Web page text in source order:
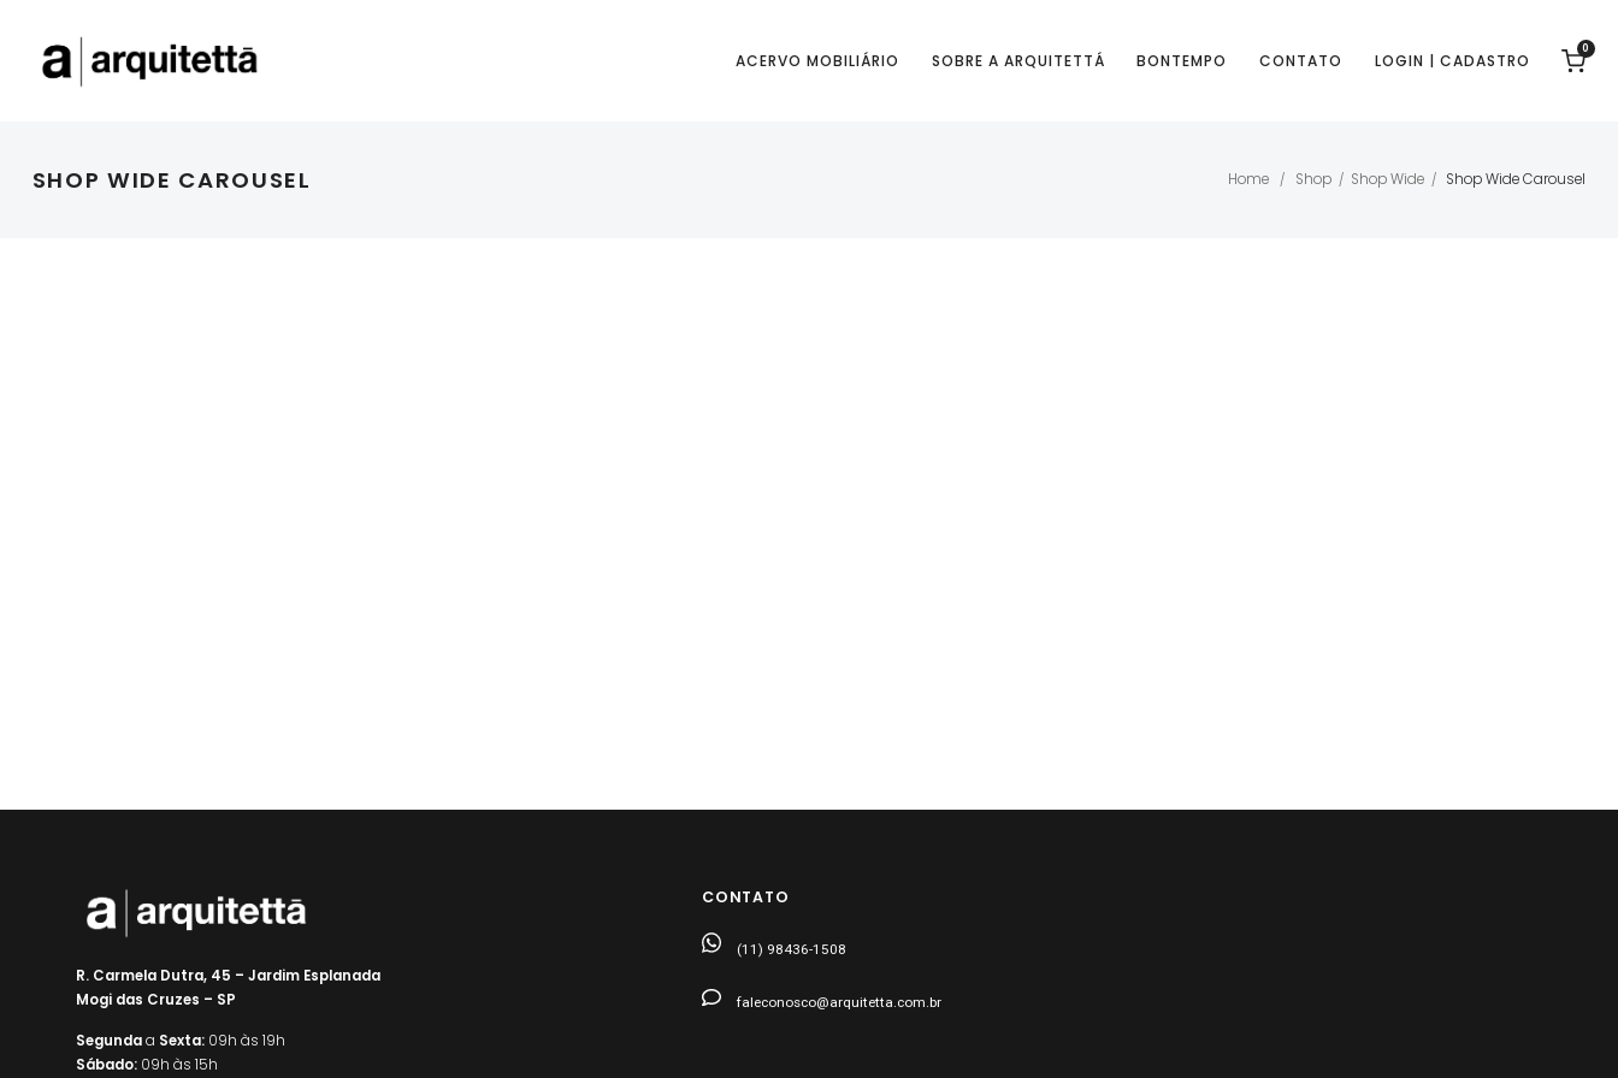
ACERVO MOBILIÁRIO SOBRE A ARQUITETTÁ BONTEMPO CONTATO LOGIN | CADASTRO
0
SHOP WIDE CAROUSEL Home / Shop / Shop Wide / Shop Wide Carousel
R. Carmela Dutra, 45 – Jardim Esplanada
Mogi das Cruzes – SP
Segundaa Sexta:09h às 19h
Sábado:09h às 15h
CONTATO
(11) 98436-1508
faleconosco@arquitetta.com.br